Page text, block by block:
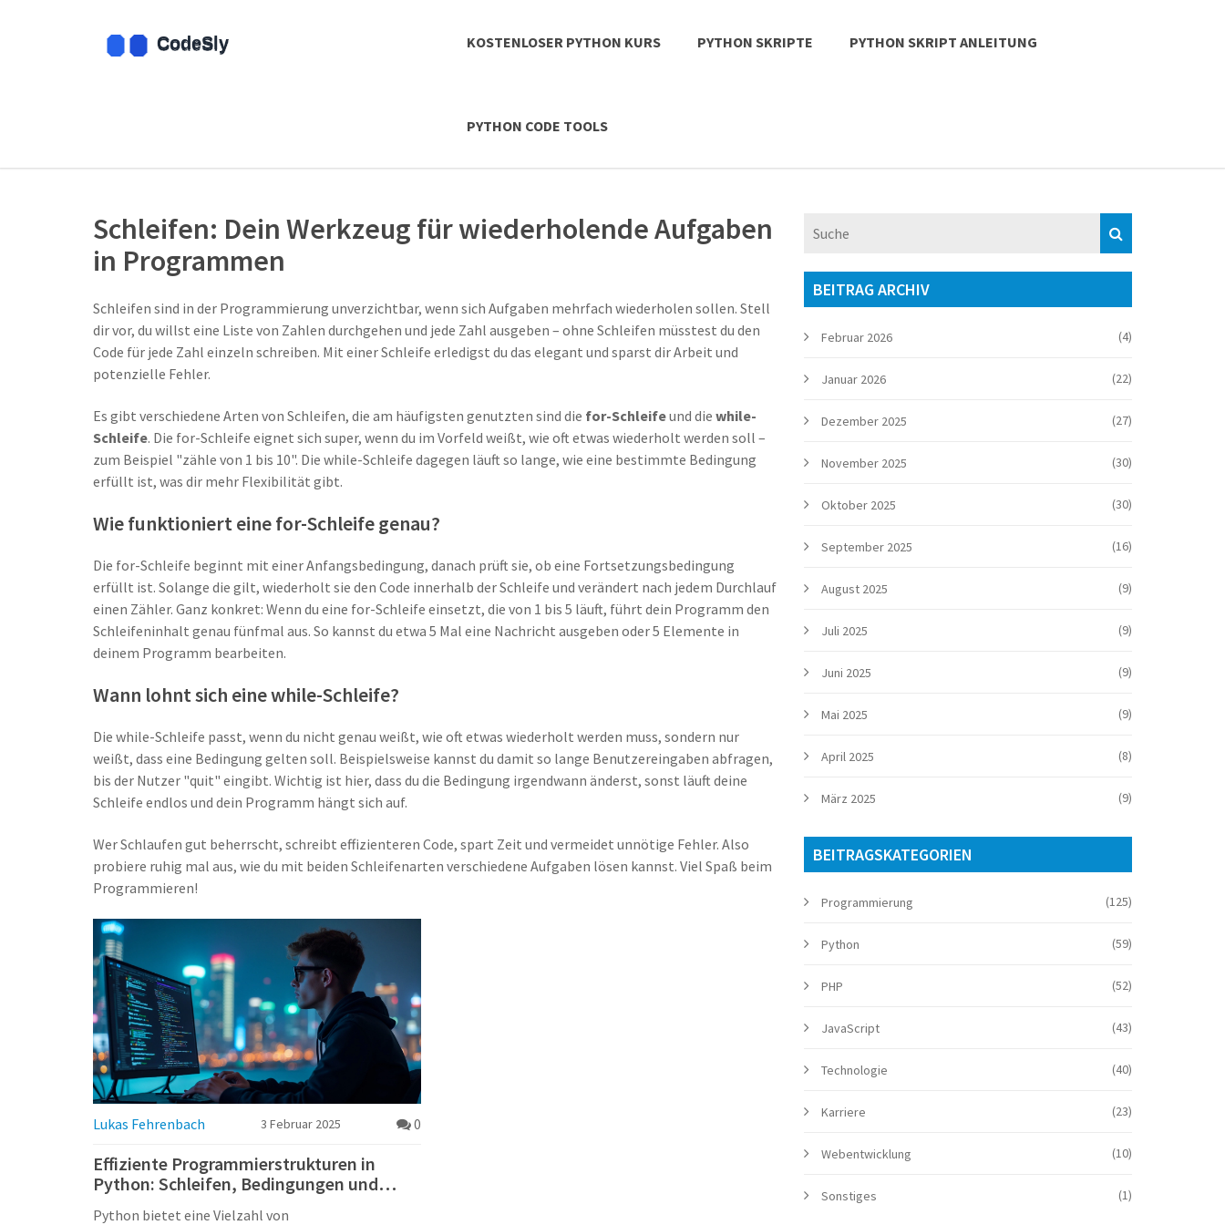
KOSTENLOSER PYTHON KURS PYTHON SKRIPTE PYTHON SKRIPT ANLEITUNG
PYTHON CODE TOOLS
Schleifen: Dein Werkzeug für wiederholende Aufgaben
in Programmen
Schleifen sind in der Programmierung unverzichtbar, wenn sich Aufgaben mehrfach wiederholen sollen. Stell
dir vor, du willst eine Liste von Zahlen durchgehen und jede Zahl ausgeben – ohne Schleifen müsstest du den
Code für jede Zahl einzeln schreiben. Mit einer Schleife erledigst du das elegant und sparst dir Arbeit und
potenzielle Fehler.
Es gibt verschiedene Arten von Schleifen, die am häufigsten genutzten sind die for-Schleifeund die while-
Schleife. Die for-Schleife eignet sich super, wenn du im Vorfeld weißt, wie oft etwas wiederholt werden soll –
zum Beispiel "zähle von 1 bis 10". Die while-Schleife dagegen läuft so lange, wie eine bestimmte Bedingung
erfüllt ist, was dir mehr Flexibilität gibt.
Wie funktioniert eine for-Schleife genau?
Die for-Schleife beginnt mit einer Anfangsbedingung, danach prüft sie, ob eine Fortsetzungsbedingung
erfüllt ist. Solange die gilt, wiederholt sie den Code innerhalb der Schleife und verändert nach jedem Durchlauf
einen Zähler. Ganz konkret: Wenn du eine for-Schleife einsetzt, die von 1 bis 5 läuft, führt dein Programm den
Schleifeninhalt genau fünfmal aus. So kannst du etwa 5 Mal eine Nachricht ausgeben oder 5 Elemente in
deinem Programm bearbeiten.
Wann lohnt sich eine while-Schleife?
Die while-Schleife passt, wenn du nicht genau weißt, wie oft etwas wiederholt werden muss, sondern nur
weißt, dass eine Bedingung gelten soll. Beispielsweise kannst du damit so lange Benutzereingaben abfragen,
bis der Nutzer "quit" eingibt. Wichtig ist hier, dass du die Bedingung irgendwann änderst, sonst läuft deine
Schleife endlos und dein Programm hängt sich auf.
Wer Schlaufen gut beherrscht, schreibt effizienteren Code, spart Zeit und vermeidet unnötige Fehler. Also
probiere ruhig mal aus, wie du mit beiden Schleifenarten verschiedene Aufgaben lösen kannst. Viel Spaß beim
Programmieren!
Lukas Fehrenbach 3 Februar 2025 0
Effiziente Programmierstrukturen in
Python: Schleifen, Bedingungen und
Python bietet eine Vielzahl von
BEITRAG ARCHIV
Februar 2026 (4)
Januar 2026 (22)
Dezember 2025 (27)
November 2025 (30)
Oktober 2025 (30)
September 2025 (16)
August 2025 (9)
Juli 2025 (9)
Juni 2025 (9)
Mai 2025 (9)
April 2025 (8)
März 2025 (9)
BEITRAGSKATEGORIEN
Programmierung (125)
Python (59)
PHP (52)
JavaScript (43)
Technologie (40)
Karriere (23)
Webentwicklung (10)
Sonstiges (1)